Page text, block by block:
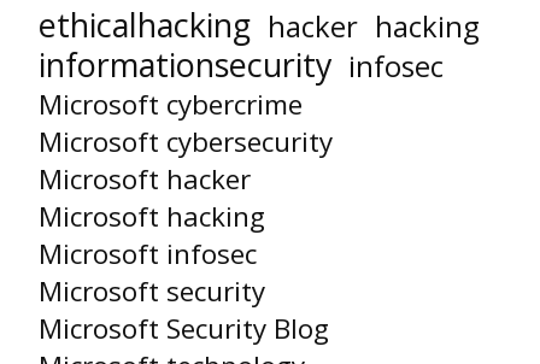
ethicalhacking hacker hacking
informationsecurity infosec
Microsoft cybercrime
Microsoft cybersecurity
Microsoft hacker
Microsoft hacking
Microsoft infosec
Microsoft security
Microsoft Security Blog